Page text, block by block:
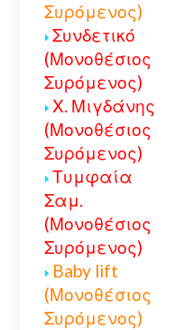
Συρόμενος)
Συνδετικό
(Μονοθέσιος
Συρόμενος)
Χ. Μιγδάνης
(Μονοθέσιος
Συρόμενος)
Τυμφαία
Σαμ.
(Μονοθέσιος
Συρόμενος)
Baby lift
(Μονοθέσιος
Συρόμενος)